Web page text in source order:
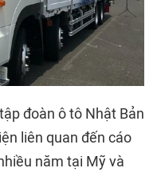
đoàn ô tô Nhật Bản
liên quan đến cáo
năm tại Mỹ và